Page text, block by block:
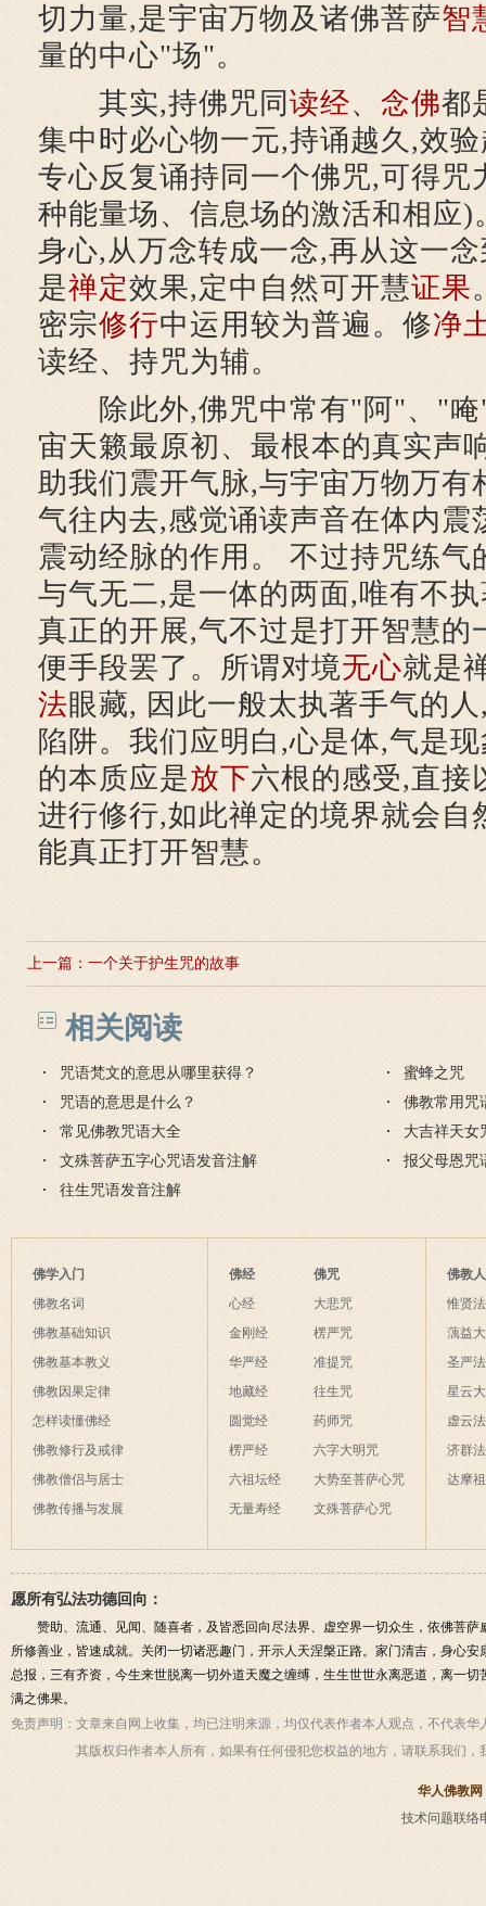
切力量,是宇宙万物及诸佛菩萨智
量的中心"场"。
其实,持佛咒同读经、 念佛都
集中时必心物一元,持诵越久,效
专心反复诵持同一个佛咒,可得咒
种能量场、信息场的激活和相应)
身心,从万念转成一念,再从这一
是禅定效果,定中自然可开慧证果
密宗修行中运用较为普遍。修净
读经、持咒为辅。
除此外,佛咒中常有"阿"、"唵
宙天籁最原初、最根本的真实声
助我们震开气脉,与宇宙万物万有
气往内去,感觉诵读声音在体内震
震动经脉的作用。 不过持咒练气
与气无二,是一体的两面,唯有不
真正的开展,气不过是打开智慧的
便手段罢了。所谓对境无心就是
法眼藏, 因此一般太执著手气的
陷阱。我们应明白,心是体,气是
的本质应是放下六根的感受,直接
进行修行,如此禅定的境界就会自
能真正打开智慧。
上一篇： 一个关于护生咒的故事
相关阅读
咒语梵文的意思从哪里获得？
蜜蜂之咒
咒语的意思是什么？
佛教常用咒
常见佛教咒语大全
大吉祥天女
文殊菩萨五字心咒语发音注解
报父母恩咒
往生咒语发音注解
佛学入门
佛教名词
佛教基础知识
佛教基本教义
佛教因果定律
怎样读懂佛经
佛教修行及戒律
佛教僧侣与居士
佛教传播与发展
佛经
心经
金刚经
华严经
地藏经
圆觉经
楞严经
六祖坛经
无量寿经
佛咒
大悲咒
楞严咒
准提咒
往生咒
药师咒
六字大明咒
大势至菩萨心咒
文殊菩萨心咒
佛教
惟贤
蕅益
圣严
星云
虚云
济群
达摩
愿所有弘法功德回向：
赞助、流通、见闻、随喜者，及皆悉回向尽法界、虚空界一切众生，依佛菩
所修善业，皆速成就。关闭一切诸恶趣门，开示人天涅槃正路。家门清吉，身心
总报，三有齐资，今生来世脱离一切外道天魔之缠缚，生生世世永离恶道，离一
满之佛果。
免责声明： 文章来自网上收集，均已注明来源，均仅代表作者本人观点，不代表
其版权归作者本人所有，如果有任何侵犯您权益的地方，请联系我们，
华人佛教网
技术问题联络